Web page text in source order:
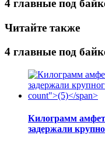
4 главные под
Читайте также
4 главные под
Килограмм
задержали